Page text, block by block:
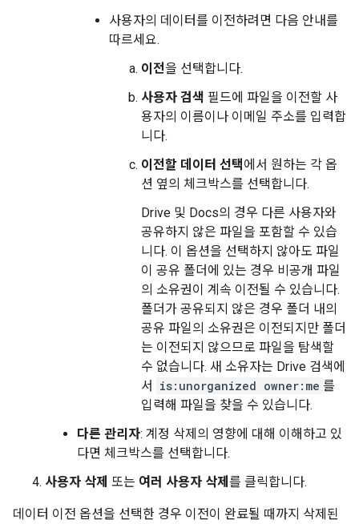
사용자의 데이터를 이전하려면 다음 안내를
따르세요.
이전을 선택합니다.
사용자 검색 필드에 파일을 이전할 사
용자의 이름이나 이메일 주소를 입력합
니다.
이전할 데이터 선택에서 원하는 각 옵
션 옆의 체크박스를 선택합니다.
Drive 및 Docs의 경우 다른 사용자와
공유하지 않은 파일을 포함할 수 있습
니다. 이 옵션을 선택하지 않아도 파일
이 공유 폴더에 있는 경우 비공개 파일
의 소유권이 계속 이전될 수 있습니다.
폴더가 공유되지 않은 경우 폴더 내의
공유 파일의 소유권은 이전되지만 폴더
는 이전되지 않으므로 파일을 탐색할
수 없습니다. 새 소유자는 Drive 검색에
서
is:unorganized owner:me 를
입력해 파일을 찾을 수 있습니다.
다른 관리자: 계정 삭제의 영향에 대해 이해하고 있
다면 체크박스를 선택합니다.
사용자 삭제 또는 여러 사용자 삭제 를 클릭합니다.
데이터 이전 옵션을 선택한 경우 이전이 완료될 때까지 삭제된